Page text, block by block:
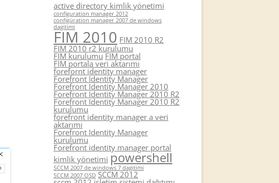
active directory kimlik yönetimi
configuration manager 2012
configüration manager 2007 de windows
dagitimi
FIM 2010 FIM 2010 R2
FIM 2010 r2 kurulumu
FIM kurulumu FIM portal
FIM portala veri aktarımı
forefornt identity manager
Forefront Identity Manager
Forefront Identity Manager 2010
Forefront Identity Manager 2010 R2
Forefront Identity Manager 2010 R2
kurulumu
forefront identity manager a veri
aktarımı
Forefront Identity Manager
kurulumu
Forefront identity manager portal
kimlik yönetimi powershell
SCCM 2007 de windows 7 dagitimi
SCCM 2007 OSD SCCM 2012